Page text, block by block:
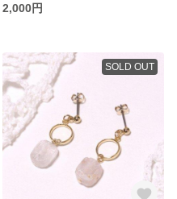
2,000円
SOLD OUT